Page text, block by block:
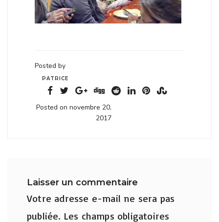
Posted by
PATRICE
Posted on novembre 20,
2017
Laisser un commentaire
Votre adresse e-mail ne sera pas
publiée. Les champs obligatoires